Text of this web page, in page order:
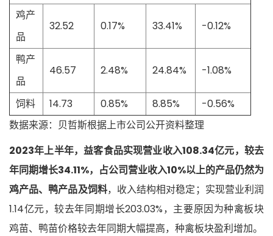
鸡产
品
32.52 0.17% 33.41% -0.12%
鸭产
品
46.57 2.48% 24.84% -1.08%
饲料 14.73 0.85% 8.85%
-0.56%
数据来源：贝哲斯根据上市公司公开资料整理
2023年上半年，益客食品实现营业收入108.34亿元，较去
年同期增长34.11%，占公司营业收入10%以上的产品仍然为
鸡产品、鸭产品及饲料，收入结构相对稳定；实现营业利润
1.14亿元，较去年同期增长203.03%，主要原因为种禽板块
鸡苗、鸭苗价格较去年同期大幅提高，种禽板块盈利增加。